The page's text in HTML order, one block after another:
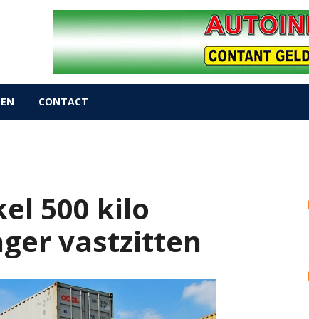
CONTACT
500 kilo
vastzitten